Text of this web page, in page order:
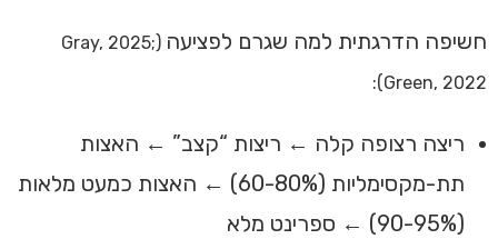
חשיפה הדרגתית למה שגרם לפציעה
(Gray, 2025;
Green, 2022):
ריצה רצופה קלה ← ריצות “קצב” ← האצות
תת-מקסימליות (60-80%) ← האצות כמעט מלאות
(90-95%) ← ספרינט מלא